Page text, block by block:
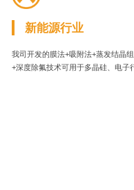
新能源行业
我司开发的膜法+吸附法+蒸发结晶
+深度除氟技术可用于多晶硅、电子